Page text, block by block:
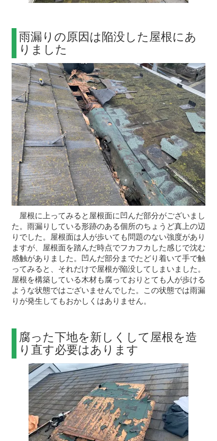
雨漏りの原因は陥没した屋根にあ
りました
屋根に上ってみると屋根面に凹んだ部分がございまし
た。雨漏りしている形跡のある個所のちょうど真上の辺
りでした。屋根面は人が歩いても問題のない強度があり
ますが、屋根面を踏んだ時点でフカフカした感じで沈む
感触がありました。凹んだ部分までたどり着いて手で触
ってみると、それだけで屋根が陥没してしまいました。
屋根を構築している木材も腐っておりとても人が歩ける
ような状態ではございませんでした。この状態では雨漏
りが発生してもおかしくはありません。
腐った下地を新しくして屋根を造
り直す必要はあります